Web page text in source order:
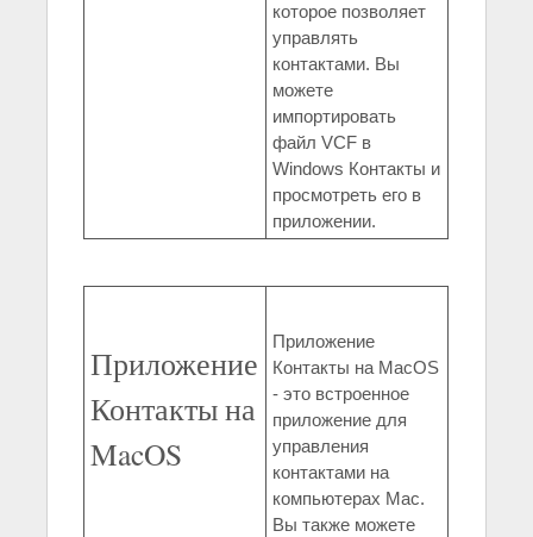
которое позволяет
управлять
контактами. Вы
можете
импортировать
файл VCF в
Windows Контакты и
просмотреть его в
приложении.
Приложение
Контакты на
MacOS
Приложение
Контакты на MacOS
- это встроенное
приложение для
управления
контактами на
компьютерах Mac.
Вы также можете